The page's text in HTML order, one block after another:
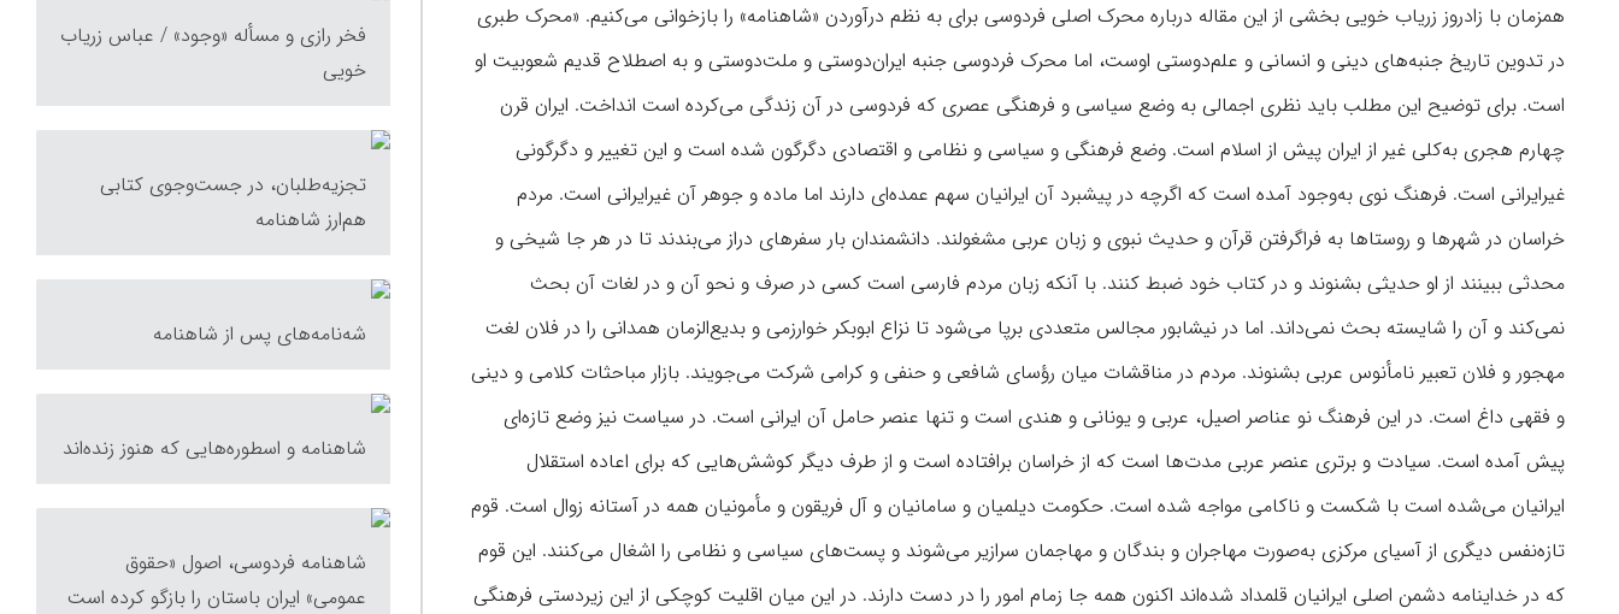
همزمان با زادروز زریاب خویی بخشی از این مقاله درباره محرک اصلی فردوسی برای به نظم‌ درآوردن «شاهنامه» را بازخوانی می‌کنیم. «محرک طبری
در تدوین تاریخ جنبه‌های دینی و انسانی و علم‌دوستی اوست، اما محرک فردوسی جنبه ایران‌دوستی و ملت‌دوستی و به اصطلاح قدیم شعوبیت او
است. برای توضیح این مطلب باید نظری اجمالی به‌ وضع سیاسی و فرهنگی عصری که فردوسی در آن زندگی می‌کرده است انداخت. ایران قرن
چهارم هجری به‌کلی غیر از ایران پیش از اسلام است. وضع فرهنگی و سیاسی و نظامی و اقتصادی دگرگون شده است و این تغییر و دگرگونی
غیرایرانی است. فرهنگ نوی به‌وجود آمده است که اگرچه در پیشبرد آن ایرانیان سهم عمده‌ای دارند اما ماده و جوهر آن غیرایرانی است. مردم
خراسان در شهرها و روستاها به‌ فراگرفتن قرآن و حدیث نبوی و زبان عربی مشغولند. دانشمندان بار سفرهای دراز می‌بندند تا در هر جا شیخی و
محدثی ببینند از او حدیثی بشنوند و در کتاب خود ضبط کنند. با آنکه زبان مردم فارسی است کسی در صرف و نحو آن و در لغات آن بحث
نمی‌کند و آن را شایسته بحث نمی‌داند. اما در نیشابور مجالس متعددی برپا می‌شود تا نزاع ابوبکر خوارزمی و بدیع‌الزمان همدانی را در فلان لغت
مهجور و فلان تعبیر نامأنوس عربی بشنوند. مردم در مناقشات میان رؤسای شافعی و حنفی و کرامی شرکت می‌جویند. بازار مباحثات کلامی و دینی
و فقهی داغ است. در این فرهنگ نو عناصر اصیل، عربی و یونانی و هندی است و تنها عنصر حامل آن ایرانی است. در سیاست نیز وضع تازه‌ای
پیش آمده است. سیادت و برتری عنصر عربی مدت‌ها است که از خراسان برافتاده است و از طرف دیگر کوشش‌هایی که برای اعاده استقلال
ایرانیان می‌شده است با شکست و ناکامی مواجه شده است. حکومت دیلمیان و سامانیان و آل فریقون و مأمونیان همه در آستانه زوال است. قوم
تازه‌نفس دیگری از آسیای مرکزی به‌صورت مهاجران و بندگان و مهاجمان سرازیر می‌شوند و پست‌های سیاسی و نظامی را اشغال می‌کنند. این قوم
که در خداینامه دشمن اصلی ایرانیان قلمداد شده‌اند اکنون همه جا زمام امور را در دست دارند. در این میان اقلیت کوچکی از این زیردستی فرهنگی
فخر رازی و مسأله «وجود» / عباس زریاب
خویی
تجزیه‌طلبان، در جست‌وجوی کتابی
هم‌ارز شاهنامه
شه‌نامه‌های پس از شاهنامه
شاهنامه و اسطوره‌هایی که هنوز زنده‌اند
شاهنامه فردوسی، اصول «حقوق
عمومی» ایران باستان را بازگو کرده است